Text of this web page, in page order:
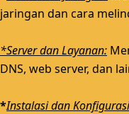
jaringan dan cara
*Server dan Layanan:
DNS, web server, dan
*Instalasi dan